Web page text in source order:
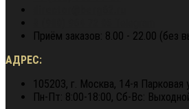
Приём заказов: 8.00 - 22.00 (без
АДРЕС:
105203, г. Москва, 14-я Парковая
Пн-Пт: 8:00-18:00, Сб-Вс: